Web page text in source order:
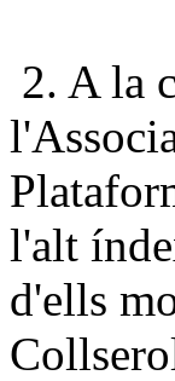
2. A la
l'alt
d'ells